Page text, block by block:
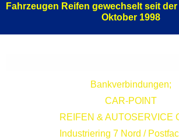
Fahrzeugen Reifen gewechselt seit
Oktober 1998
Bankverbindungen;
CAR-POINT
REIFEN & AUTOSERVICE
Industriering 7 Nord /